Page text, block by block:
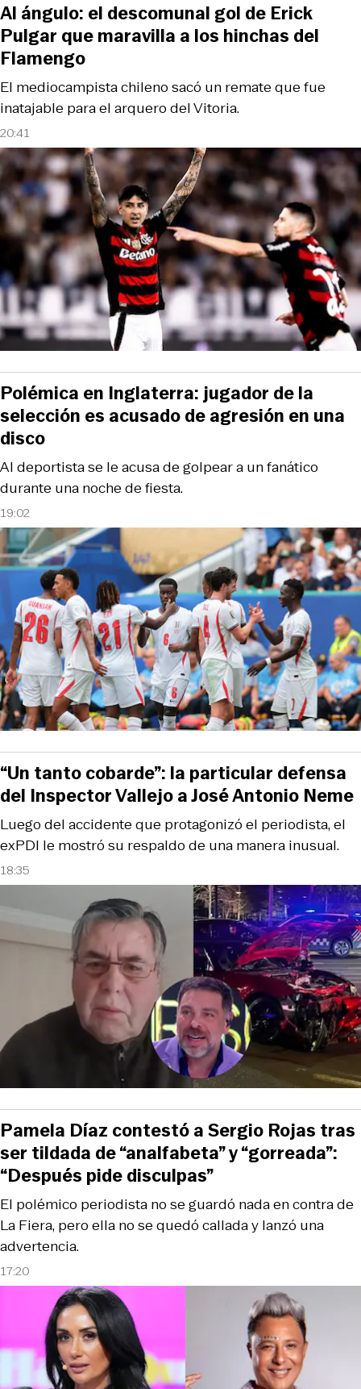
20:41
El mediocampista chileno sacó un remate que fue
inatajable para el arquero del Vitoria.
Al ángulo: el descomunal gol de Erick
Pulgar que maravilla a los hinchas del
Flamengo
19:02
Al deportista se le acusa de golpear a un fanático
durante una noche de fiesta.
Polémica en Inglaterra: jugador de la
selección es acusado de agresión en una
disco
18:35
Luego del accidente que protagonizó el periodista, el
exPDI le mostró su respaldo de una manera inusual.
“Un tanto cobarde”: la particular defensa
del Inspector Vallejo a José Antonio Neme
17:20
El polémico periodista no se guardó nada en contra de
La Fiera, pero ella no se quedó callada y lanzó una
advertencia.
Pamela Díaz contestó a Sergio Rojas tras
ser tildada de “analfabeta” y “gorreada”:
“Después pide disculpas”